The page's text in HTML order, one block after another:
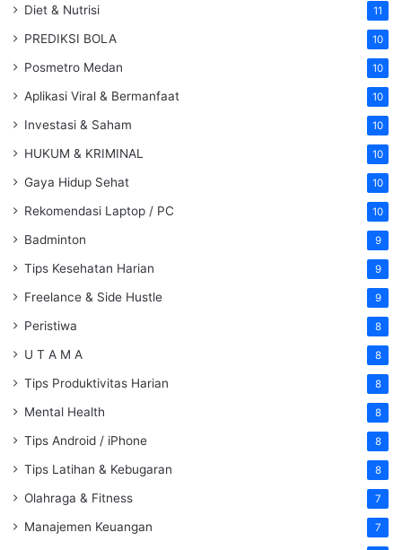
Diet & Nutrisi 11
PREDIKSI BOLA 10
Posmetro Medan 10
Aplikasi Viral & Bermanfaat 10
Investasi & Saham 10
HUKUM & KRIMINAL 10
Gaya Hidup Sehat 10
Rekomendasi Laptop / PC 10
Badminton 9
Tips Kesehatan Harian 9
Freelance & Side Hustle 9
Peristiwa 8
U T A M A 8
Tips Produktivitas Harian 8
Mental Health 8
Tips Android / iPhone 8
Tips Latihan & Kebugaran 8
Olahraga & Fitness 7
Manajemen Keuangan 7